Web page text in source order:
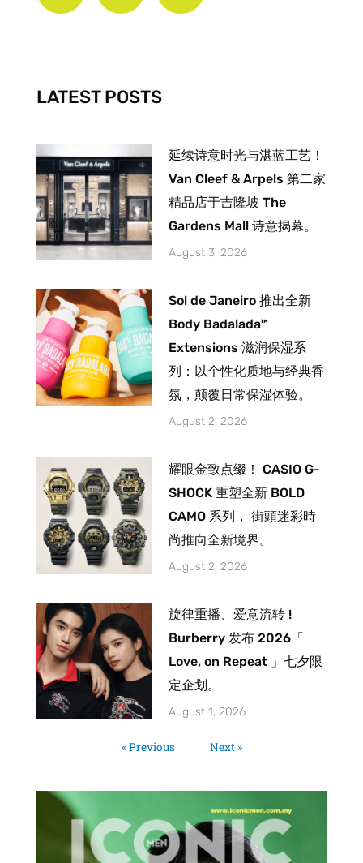
-
f
m
LATEST POSTS
延续诗意时光与湛蓝工艺！
Van Cleef & Arpels 第二家
精品店于吉隆坡 The
Gardens Mall 诗意揭幕。
August 3, 2026
Sol de Janeiro 推出全新
Body Badalada™
Extensions 滋润保湿系
列：以个性化质地与经典香
氛，颠覆日常保湿体验。
August 2, 2026
耀眼金致点缀！ CASIO G-
SHOCK 重塑全新 BOLD
CAMO 系列， 街頭迷彩時
尚推向全新境界。
August 2, 2026
旋律重播、爱意流转 !
Burberry 发布 2026「
Love, on Repeat 」七夕限
定企划。
August 1, 2026
« Previous Next »